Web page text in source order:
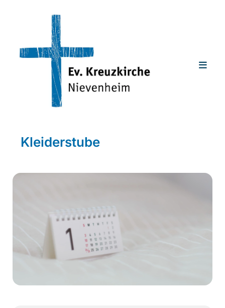
Kleiderstube